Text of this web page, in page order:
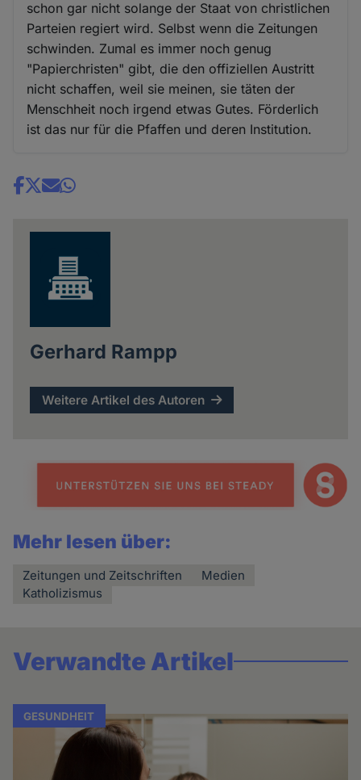
schon gar nicht solange der Staat von christlichen
Parteien regiert wird. Selbst wenn die Zeitungen
schwinden. Zumal es immer noch genug
"Papierchristen" gibt, die den offiziellen Austritt
nicht schaffen, weil sie meinen, sie täten der
Menschheit noch irgend etwas Gutes. Förderlich
ist das nur für die Pfaffen und deren Institution.
Share
Gerhard Rampp
Weitere Artikel des Autoren
Mehr lesen über:
Zeitungen und Zeitschriften
Medien
Katholizismus
Verwandte Artikel
GESUNDHEIT